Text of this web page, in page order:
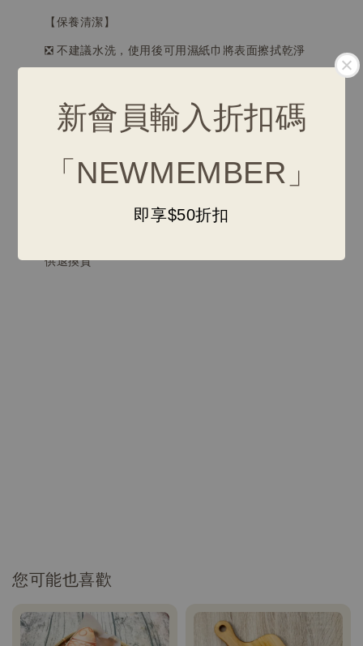
新會員輸入折扣碼
「NEWMEMBER」
即享$50折扣
【保養清潔】
❎ 不建議水洗，使用後可用濕紙巾將表面擦拭乾淨
若味道變淡，可將玩具及貓草放入密封袋中，輕輕搓揉
增加貓草香氣
【注意事項】
🐱 幼貓、老貓及部分貓咪可能對貓草沒有反應
懷孕、心臟病高血壓貓貓，請評估使用
供退換貨
您可能也喜歡